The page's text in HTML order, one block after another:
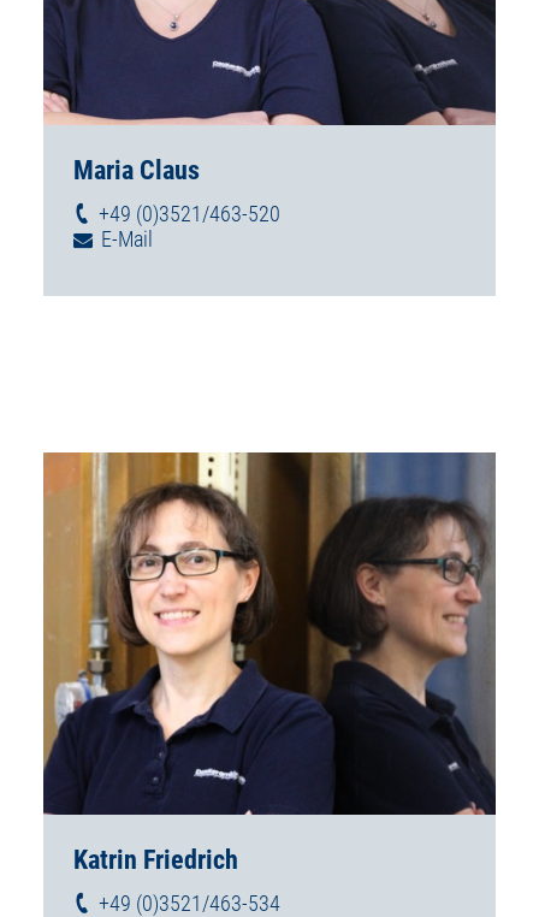
Maria Claus
+49 (0)3521/463-520
Katrin Friedrich
+49 (0)3521/463-534